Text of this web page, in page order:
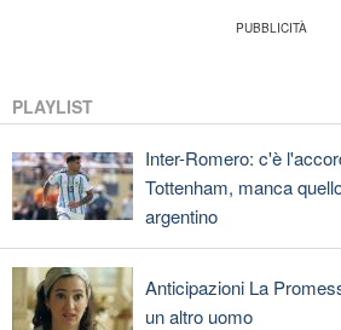
PLAYLIST
Inter-Romero: c'è
Tottenham, manca
argentino
Anticipazioni La
un altro uomo